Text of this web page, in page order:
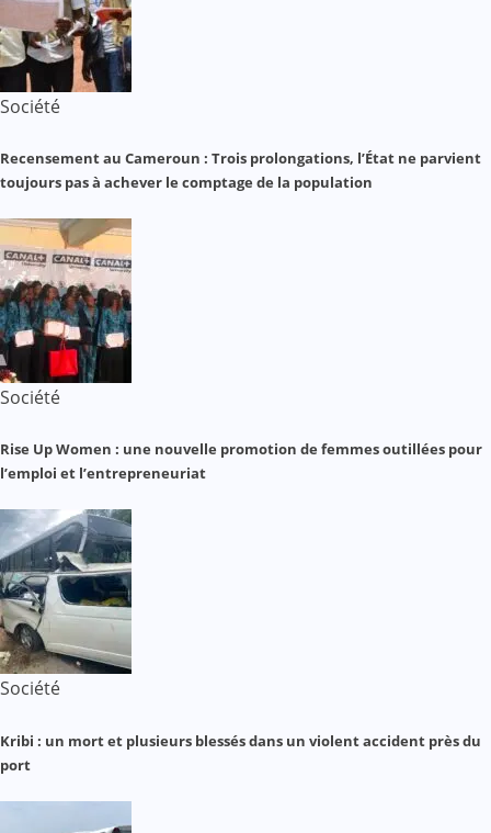
Société
Recensement au Cameroun : Trois prolongations, l’État ne parvient
toujours pas à achever le comptage de la population
Société
Rise Up Women : une nouvelle promotion de femmes outillées pour
l’emploi et l’entrepreneuriat
Société
Kribi : un mort et plusieurs blessés dans un violent accident près du
port